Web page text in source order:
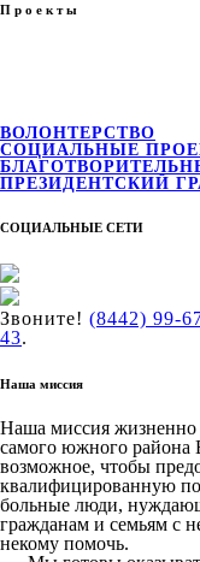
Проекты
ВОЛОНТЕРСТВО
СОЦИАЛЬНЫЕ
ПРЕЗИДЕНТСКИЙ
СОЦИАЛЬНЫЕ СЕТИ
Звоните! (8442) 99-
43.
Наша миссия
Наша миссия жизненно
самого южного района
возможное, чтобы
квалифицированную
больные люди,
гражданам и семьям с
некому помочь.